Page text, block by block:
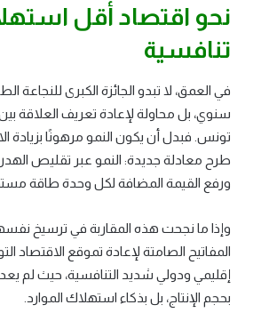
نحو اقتصاد أقل
تنافسية
في العمق، لا تبدو الجائزة الكبرى للنجاعة
سنوي، بل محاولة لإعادة تعريف العلاقة
تونس. فبدل أن يكون النمو مرهونًا بزيادة
طرح معادلة جديدة: النمو عبر تقليص
ورفع القيمة المضافة لكل وحدة طاقة
وإذا ما نجحت هذه المقاربة في ترسيخ
المفاتيح الصامتة لإعادة تموقع الاقتصاد
إقليمي ودولي شديد التنافسية، حيث لم
بحجم الإنتاج، بل بذكاء استهلاك الموارد.